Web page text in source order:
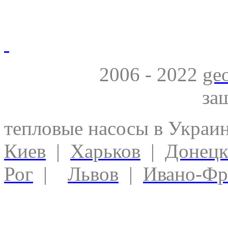
2006 - 2022
тепловые насосы в
Киев | Харьков | Донецк
Рог | Львов | Ивано-